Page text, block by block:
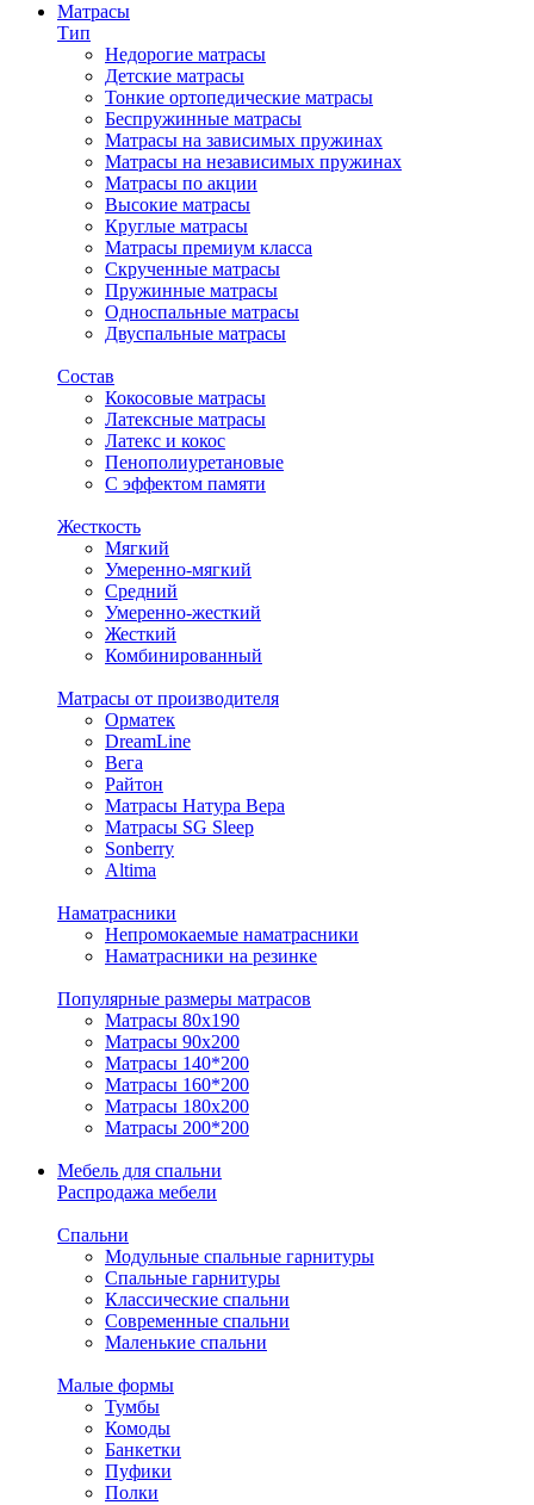
Матрасы
Тип
Недорогие матрасы
Детские матрасы
Тонкие ортопедические матрасы
Беспружинные матрасы
Матрасы на зависимых пружинах
Матрасы на независимых пружинах
Матрасы по акции
Высокие матрасы
Круглые матрасы
Матрасы премиум класса
Скрученные матрасы
Пружинные матрасы
Односпальные матрасы
Двуспальные матрасы
Состав
Кокосовые матрасы
Латексные матрасы
Латекс и кокос
Пенополиуретановые
С эффектом памяти
Жесткость
Мягкий
Умеренно-мягкий
Средний
Умеренно-жесткий
Жесткий
Комбинированный
Матрасы от производителя
Орматек
DreamLine
Вега
Райтон
Матрасы Натура Вера
Матрасы SG Sleep
Sonberry
Altima
Наматрасники
Непромокаемые наматрасники
Наматрасники на резинке
Популярные размеры матрасов
Матрасы 80x190
Матрасы 90x200
Матрасы 140*200
Матрасы 160*200
Матрасы 180x200
Матрасы 200*200
Мебель для спальни
Распродажа мебели
Спальни
Модульные спальные гарнитуры
Спальные гарнитуры
Классические спальни
Современные спальни
Маленькие спальни
Малые формы
Тумбы
Комоды
Банкетки
Пуфики
Полки